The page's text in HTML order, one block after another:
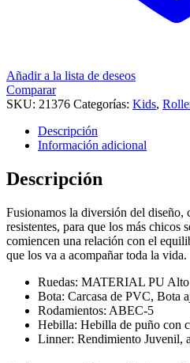
Añadir a la lista de deseos
Comparar
SKU: 21376 Categorías: Kids,
Descripción
Información adicional
Descripción
Fusionamos la diversión del diseño,
resistentes, para que los más chicos
comiencen una relación con el
que los va a acompañar toda la vida.
Ruedas: MATERIAL PU Alto
Bota: Carcasa de PVC, Bota
Rodamientos: ABEC-5
Hebilla: Hebilla de puño con
Linner: Rendimiento Juvenil,